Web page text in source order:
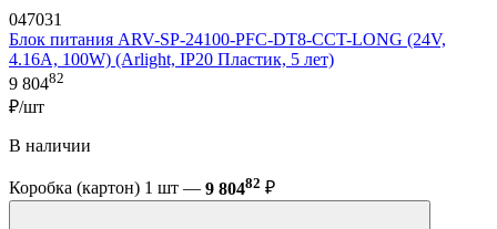
047031
Блок питания ARV-SP-24100-PFC-DT8-CCT-LONG (24V,
4.16A, 100W) (Arlight, IP20 Пластик, 5 лет)
9 80482
₽/шт
В наличии
Коробка (картон) 1 шт — 9 80482 ₽